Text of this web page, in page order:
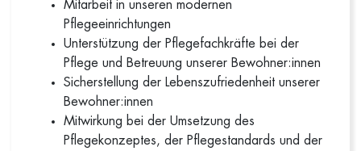
Mitarbeit in unseren modernen
Pflegeeinrichtungen
Unterstützung der Pflegefachkräfte bei der
Pflege und Betreuung unserer Bewohner:innen
Sicherstellung der Lebenszufriedenheit unserer
Bewohner:innen
Mitwirkung bei der Umsetzung des
Pflegekonzeptes, der Pflegestandards und der